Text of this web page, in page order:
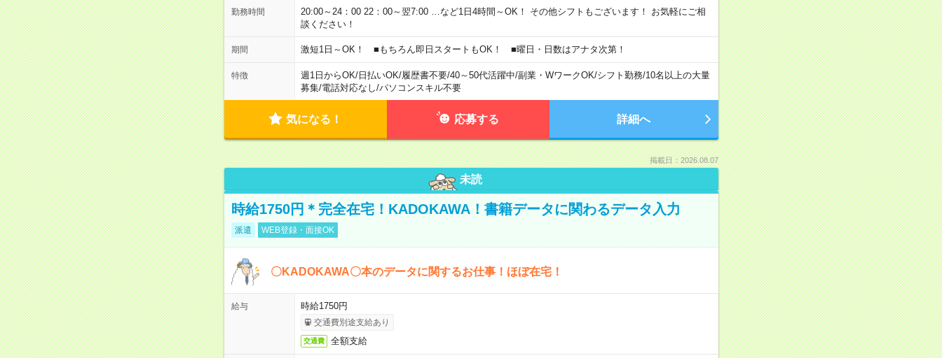
勤務時間
20:00～24：00 22：00～翌7:00 …など1日4時間～OK！ その他シフトもございます！ お気軽にご相
談ください！
期間 激短1日～OK！ ■もちろん即日スタートもOK！ ■曜日・日数はアナタ次第！
特徴 週1日からOK/日払いOK/履歴書不要/40～50代活躍中/副業・WワークOK/シフト勤務/10名以上の大量
募集/電話対応なし/パソコンスキル不要
気になる！ 応募する 詳細へ
掲載日：2026.08.07
未読
時給1750円＊完全在宅！KADOKAWA！書籍データに関わるデータ入力
派遣 WEB登録・面接OK
〇KADOKAWA〇本のデータに関するお仕事！ほぼ在宅！
給与 時給1750円
交通費別途支給あり
交通費 全額支給